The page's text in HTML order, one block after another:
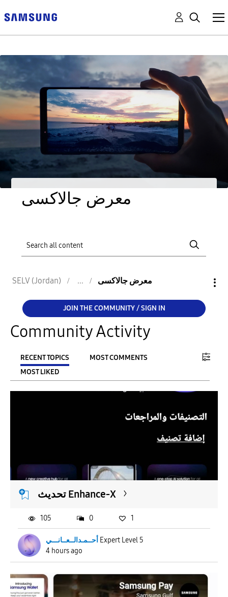
معرض جالاكسى
SELV (Jordan) معرض جالاكسى
JOIN THE COMMUNITY / SIGN IN
Community Activity
RECENT TOPICS
MOST COMMENTS
MOST LIKED
FILTER:
APPLY
تحديث Enhance-X
أحــمـدالــعــانـــي Expert Level 5
4 hours ago
105 0 1